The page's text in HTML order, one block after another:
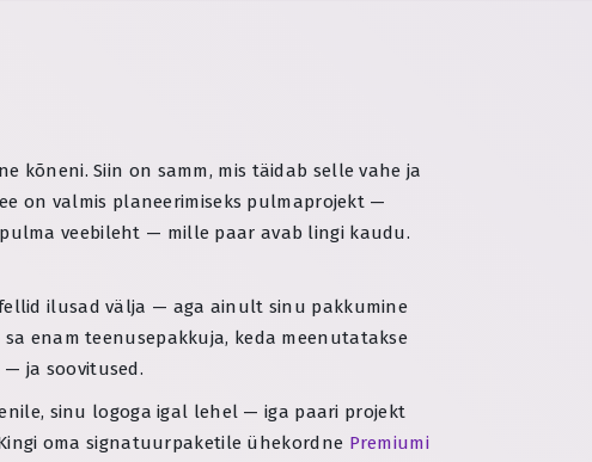
kõneni. Siin on samm, mis täidab selle vahe ja
on valmis planeerimiseks pulmaprojekt —
veebileht — mille paar avab lingi kaudu.
ilusad välja — aga ainult sinu pakkumine
enam teenusepakkuja, keda meenutatakse
ja soovitused.
sinu logoga igal lehel — iga paari projekt
oma signatuurpaketile ühekordne Premiumi